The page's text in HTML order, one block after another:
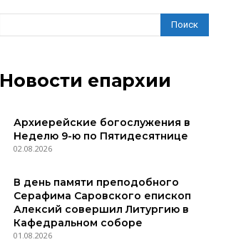
Поиск
Новости епархии
Архиерейские богослужения в
Неделю 9-ю по Пятидесятнице
02.08.2026
В день памяти преподобного
Серафима Саровского епископ
Алексий совершил Литургию в
Кафедральном соборе
01.08.2026